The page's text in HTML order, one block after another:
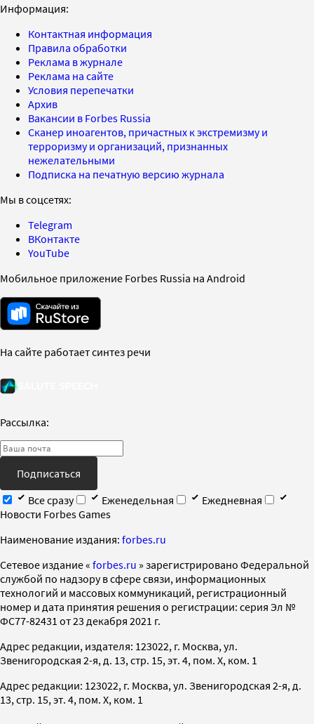
Информация:
Контактная информация
Правила обработки
Реклама в журнале
Реклама на сайте
Условия перепечатки
Архив
Вакансии в Forbes Russia
Сканер иноагентов, причастных к экстремизму и
терроризму и организаций, признанных
нежелательными
Подписка на печатную версию журнала
Мы в соцсетях:
Telegram
ВКонтакте
YouTube
Мобильное приложение Forbes Russia на Android
На сайте работает синтез речи
Рассылка:
Подписаться
Все сразу
Еженедельная
Ежедневная
Новости Forbes Games
Наименование издания: forbes.ru
Cетевое издание « forbes.ru » зарегистрировано Федеральной
службой по надзору в сфере связи, информационных
технологий и массовых коммуникаций, регистрационный
номер и дата принятия решения о регистрации: серия Эл №
ФС77-82431 от 23 декабря 2021 г.
Адрес редакции, издателя: 123022, г. Москва, ул.
Звенигородская 2-я, д. 13, стр. 15, эт. 4, пом. X, ком. 1
Адрес редакции: 123022, г. Москва, ул. Звенигородская 2-я, д.
13, стр. 15, эт. 4, пом. X, ком. 1